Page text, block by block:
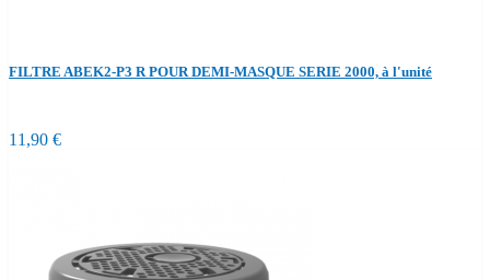
FILTRE ABEK2-P3 R POUR DEMI-MASQUE SERIE 2000, à l'unité
11,90 €